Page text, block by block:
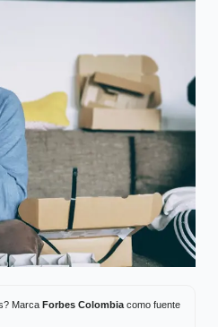
Marca Forbes Colombiacomo fuente